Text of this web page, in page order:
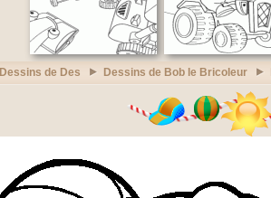
Dessins de Des Dessins de Bob le Bricoleur